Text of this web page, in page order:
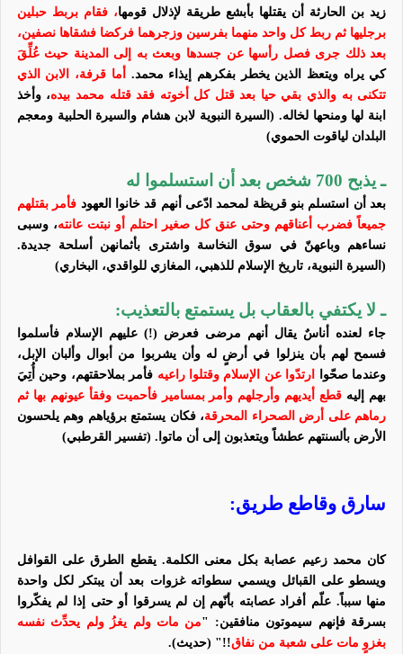
زيد بن الحارثة أن يقتلها بأبشع طريقة لإذلال قومها، فقام بربط حبلين
برجليها ثم ربط كل واحد منهما بفرسين وزجرهما فركضا فشقاها نصفين،
بعد ذلك جرى فصل رأسها عن جسدها وبعث به إلى المدينة حيث عُلِّقَ
كي يراه ويتعظ الذين يخطر بفكرهم إيذاء محمد.
أما قرفة، الابن الذي
تتكنى به والذي بقي حيا بعد قتل كل أخوته فقد قتله محمد بيده، وأخذ
ابنة لها ومنحها لخاله. (السيرة النبوية لابن هشام والسيرة الحلبية ومعجم
البلدان لياقوت الحموي)
ـ يذبح 700 شخص بعد أن استسلموا له
بعد أن استسلم بنو قريظة لمحمد ادّعى أنهم قد خانوا العهود فأمر بقتلهم
جميعاً فضرب أعناقهم وحتى عنق كل صغير احتلم أو نبتت عانته، وسبى
نساءهم وباعهنّ في سوق النخاسة واشترى بأثمانهن أسلحة جديدة.
(السيرة النبوية، تاريخ الإسلام للذهبي، المغازي للواقدي، البخاري)
ـ لا يكتفي بالعقاب بل يستمتع بالتعذيب:
جاء لعنده أناسٌ يقال أنهم مرضى فعرض (!) عليهم الإسلام فأسلموا
فسمح لهم بأن ينزلوا في أرضٍ له وأن يشربوا من أبوال وألبان الإبل،
وعندما صحّوا
ارتدّوا عن الإسلام وقتلوا راعيه فأمر بملاحقتهم، وحين أُتِيَ
بهم إليه قطع أيديهم وأرجلهم وأمر بمسامير فأحميت وفقأ عيونهم بها ثم
رماهم على أرض الصحراء المحرقة، فكان يستمتع برؤياهم وهم يلحسون
الأرض بألسنتهم عطشاً ويتعذبون إلى أن ماتوا. (تفسير القرطبي)
سارق وقاطع طريق:
كان محمد زعيم عصابة بكل معنى الكلمة. يقطع الطرق على القوافل
ويسطو على القبائل ويسمي سطواته غزوات بعد أن يبتكر لكل واحدة
منها سبباً. علّم أفراد عصابته بأنّهم إن لم يسرقوا أو حتى إذا لم يفكّروا
بسرقة فإنهم سيموتون منافقين: "من مات ولم يغزُ ولم يحدِّث نفسه
بغزوٍ مات على شعبة من نفاق!!" (حديث).